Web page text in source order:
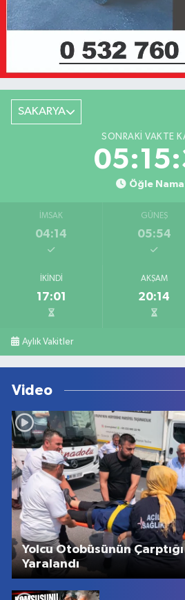
SAKARYA
SONRAKI VAKTE
Öğle
İMSAK
04:14
GÜNEŞ
05:54
İKINDI
17:01
AKŞAM
20:14
Aylık Vakitler
Video
Yolcu Otobüsünün Çarptığı
Yaralandı